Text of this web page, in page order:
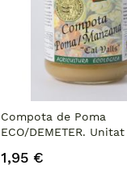
Compota de Poma
ECO/DEMETER. Unitat
1,95 €